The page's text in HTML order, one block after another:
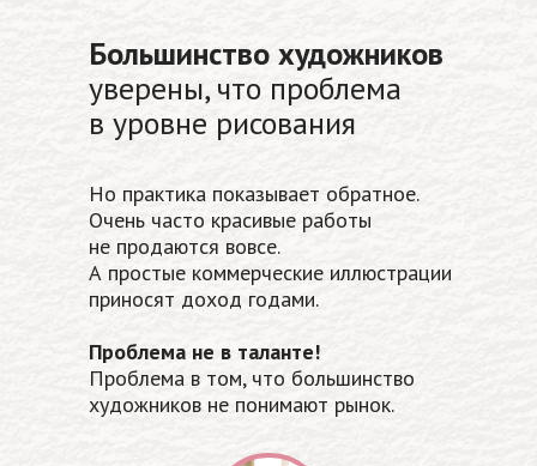
Большинство художников
уверены, что проблема
в уровне рисования
Но практика показывает обратное.
Очень часто красивые работы
не продаются вовсе.
А простые коммерческие иллюстрации
приносят доход годами.
Проблема не в таланте!
Проблема в том, что большинство
художников не понимают рынок.